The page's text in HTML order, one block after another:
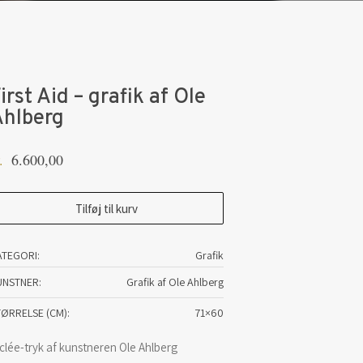
Aid – grafik af Ole
6.600,00
Tilføj til kurv
Grafik
Grafik af Ole Ahlberg
(CM) 71×60
tryk af kunstneren Ole Ahlberg